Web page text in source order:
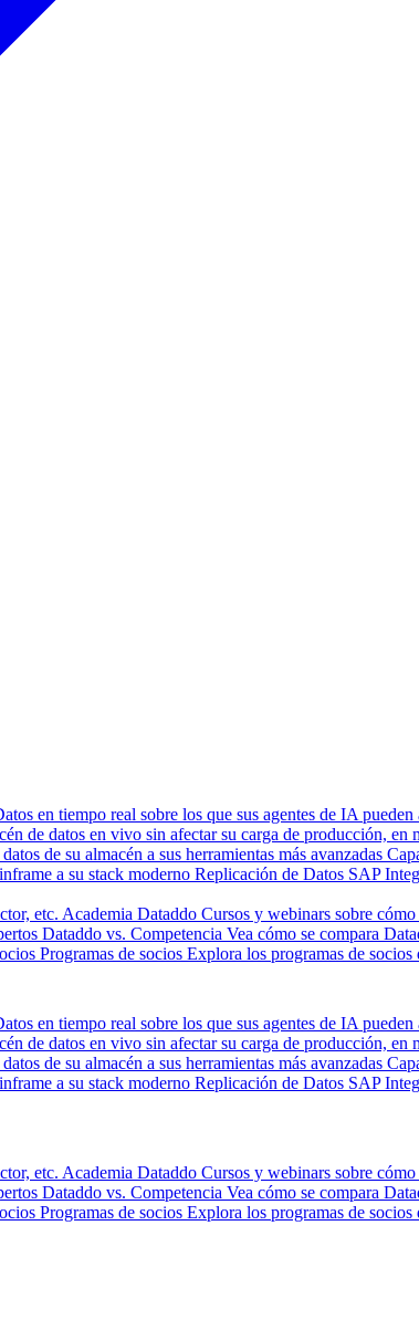
en tiempo real sobre los que sus agentes de IA pueden
de datos en vivo sin afectar su carga de producción, en
de su almacén a sus herramientas más avanzadas
a su stack moderno Replicación de Datos SAP
etc. Academia Dataddo Cursos y webinars sobre
Dataddo vs. Competencia Vea cómo se compara
Programas de socios Explora los programas de
en tiempo real sobre los que sus agentes de IA pueden
de datos en vivo sin afectar su carga de producción, en
de su almacén a sus herramientas más avanzadas
a su stack moderno Replicación de Datos SAP
etc. Academia Dataddo Cursos y webinars sobre
Dataddo vs. Competencia Vea cómo se compara
Programas de socios Explora los programas de